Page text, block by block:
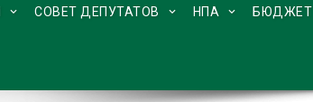
СОВЕТ ДЕПУТАТОВ НПА БЮДЖЕТ